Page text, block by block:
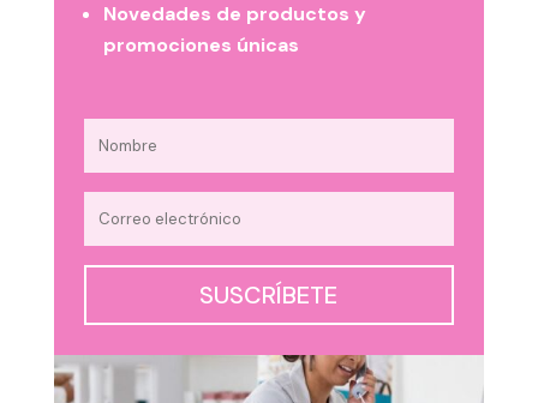
Novedades de productos y
promociones únicas
SUSCRÍBETE